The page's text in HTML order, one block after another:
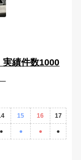
実績件数1000
15 16 17
● ● ● ●